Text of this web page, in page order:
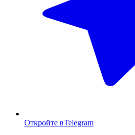
Откройте вTelegram